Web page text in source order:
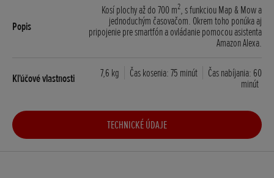
Kosí plochy až do 700 m2, s funkciou Map & Mow a
jednoduchým časovačom. Okrem toho ponúka aj
pripojenie pre smartfón a ovládanie pomocou asistenta
Amazon Alexa.
7,6 kg Čas kosenia: 75 minút
Čas nabíjania: 60
minút
TECHNICKÉ ÚDAJE